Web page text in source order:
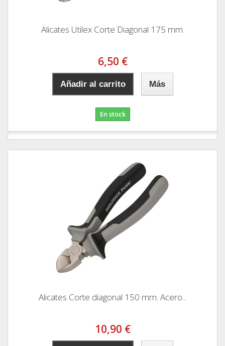
Alicates Utilex Corte Diagonal 175 mm.
6,50 €
Añadir al carrito Más
En stock
Alicates Corte diagonal 150 mm. Acero...
10,90 €